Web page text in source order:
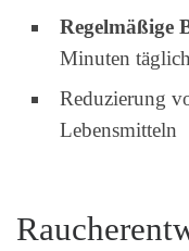
Regelmäßige
Minuten täglich
Reduzierung
Lebensmitteln